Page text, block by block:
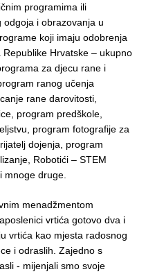
programima ili
i obrazovanja u
koji imaju odobrenja
Hrvatske – ukupno
za djecu rane i
ranog učenja
rane darovitosti,
program predškole,
program fotografije za
dojenja, program
Robotići – STEM
mnoge druge.
menadžmentom
vrtića gotovo dva i
vrtića kao mjesta radosnog
i odraslih. Zajedno s
- mijenjali smo svoje